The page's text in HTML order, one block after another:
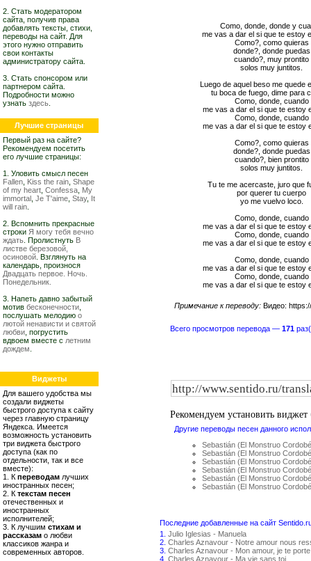
2. Стать модератором
сайта, получив права
добавлять тексты, стихи,
переводы на сайт. Для
этого нужно отправить
свои контакты
администратору сайта.
3. Стать спонсором или
партнером сайта.
Подробности можно
узнать здесь
Лучшие страницы
Первый раз на сайте?
Рекомендуем посетить
его лучшие страницы:
1. Уловить смысл песен
Fallen Kiss the rain Shape
of my heart Confessa My
immortal Je T'aime Stay, It
will rain
2. Вспомнить прекрасные
строки Я могу тебя вечно
ждать . Пролистнуть В
листве березовой,
осиновой . Взглянуть на
календарь, произнося
Двадцать первое. Ночь.
Понедельник.
3. Напеть давно забытый
мотив бесконечности
послушать мелодию о
лютой ненависти и святой
любви , погрустить
вдвоем вместе с летним
дождем
Виджеты
Для вашего удобства мы
создали виджеты
быстрого доступа к сайту
через главную страницу
Яндекса. Имеется
возможность установить
три виджета быстрого
доступа (как по
отдельности, так и все
вместе):
1. К переводам лучших
иностранных песен;
2. К текстам песен
отечественных и
иностранных
исполнителей;
3. К лучшим стихам и
рассказам о любви
классиков жанра и
современных авторов.
Como, donde, donde y
me vas a dar el si que te estoy
Como?, como quieras
donde?, donde puedas
cuando?, muy prontito
solos muy juntitos.
Luego de aquel beso me quede
tu boca de fuego, dime para
Como, donde, cuando
me vas a dar el si que te estoy
Como, donde, cuando
me vas a dar el si que te estoy
Como?, como quieras
donde?, donde puedas
cuando?, bien prontito
solos muy juntitos.
Tu te me acercaste, juro que
por querer tu cuerpo
yo me vuelvo loco.
Como, donde, cuando
me vas a dar el si que te estoy
Como, donde, cuando
me vas a dar el si que te estoy
Como, donde, cuando
me vas a dar el si que te estoy
Como, donde, cuando
me vas a dar el si que te estoy
Примечание к переводу: Видео:
Всего просмотров перевода —171
Рекомендуем установить виджет
Другие переводы песен данного
Sebastián (El Monstruo
Sebastián (El Monstruo
Sebastián (El Monstruo
Sebastián (El Monstruo
Sebastián (El Monstruo
Sebastián (El Monstruo
Последние добавленные на сайт
1. Julio Iglesias - Manuela
2. Charles Aznavour - Notre amour nous
3. Charles Aznavour - Mon amour, je te
4. Charles Aznavour - Ma vie sans toi